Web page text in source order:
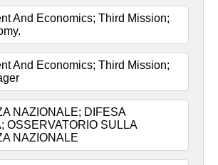
And Economics; Third Mission;
And Economics; Third Mission;
NAZIONALE; DIFESA
OSSERVATORIO SULLA
NAZIONALE